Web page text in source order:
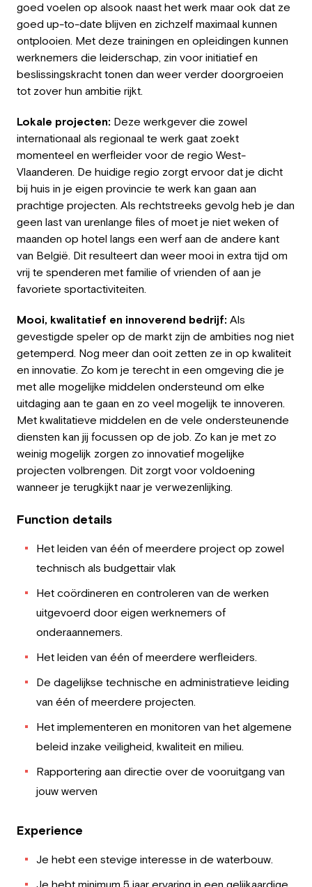
goed voelen op alsook naast het werk maar ook dat ze
goed up-to-date blijven en zichzelf maximaal kunnen
ontplooien. Met deze trainingen en opleidingen kunnen
werknemers die leiderschap, zin voor initiatief en
beslissingskracht tonen dan weer verder doorgroeien
tot zover hun ambitie rijkt.
Lokale projecten: Deze werkgever die zowel
internationaal als regionaal te werk gaat zoekt
momenteel en werfleider voor de regio West-
Vlaanderen. De huidige regio zorgt ervoor dat je dicht
bij huis in je eigen provincie te werk kan gaan aan
prachtige projecten. Als rechtstreeks gevolg heb je dan
geen last van urenlange files of moet je niet weken of
maanden op hotel langs een werf aan de andere kant
van België. Dit resulteert dan weer mooi in extra tijd om
vrij te spenderen met familie of vrienden of aan je
favoriete sportactiviteiten.
Mooi, kwalitatief en innoverend bedrijf: Als
gevestigde speler op de markt zijn de ambities nog niet
getemperd. Nog meer dan ooit zetten ze in op kwaliteit
en innovatie. Zo kom je terecht in een omgeving die je
met alle mogelijke middelen ondersteund om elke
uitdaging aan te gaan en zo veel mogelijk te innoveren.
Met kwalitatieve middelen en de vele ondersteunende
diensten kan jij focussen op de job. Zo kan je met zo
weinig mogelijk zorgen zo innovatief mogelijke
projecten volbrengen. Dit zorgt voor voldoening
wanneer je terugkijkt naar je verwezenlijking.
Function details
Het leiden van één of meerdere project op zowel
technisch als budgettair vlak
Het coördineren en controleren van de werken
uitgevoerd door eigen werknemers of
onderaannemers.
Het leiden van één of meerdere werfleiders.
De dagelijkse technische en administratieve leiding
van één of meerdere projecten.
Het implementeren en monitoren van het algemene
beleid inzake veiligheid, kwaliteit en milieu.
Rapportering aan directie over de vooruitgang van
jouw werven
Experience
Je hebt een stevige interesse in de waterbouw.
Je hebt minimum 5 jaar ervaring in een gelijkaardige